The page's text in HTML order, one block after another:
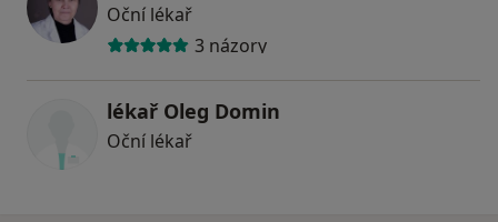
Oční lékař
3 názory
lékař Oleg Domin
Oční lékař